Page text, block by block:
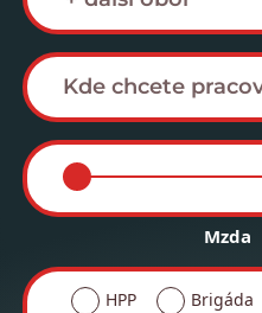
Mzda
HPP Brigáda